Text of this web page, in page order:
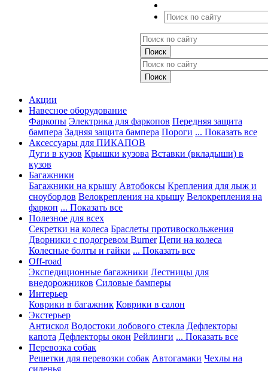
Акции
Навесное оборудование
Фаркопы Электрика для фаркопов Передняя защита
бампера Задняя защита бампера Пороги ... Показать все
Аксессуары для ПИКАПОВ
Дуги в кузов Крышки кузова Вставки (вкладыши) в
кузов
Багажники
Багажники на крышу Автобоксы Крепления для лыж и
сноубордов Велокрепления на крышу Велокрепления на
фаркоп ... Показать все
Полезное для всех
Секретки на колеса Браслеты противоскольжения
Дворники с подогревом Burner Цепи на колеса
Колесные болты и гайки ... Показать все
Off-road
Экспедиционные багажники Лестницы для
внедорожников Силовые бамперы
Интерьер
Коврики в багажник Коврики в салон
Экстерьер
Антискол Водостоки лобового стекла Дефлекторы
капота Дефлекторы окон Рейлинги ... Показать все
Перевозка собак
Решетки для перевозки собак Автогамаки Чехлы на
сиденья